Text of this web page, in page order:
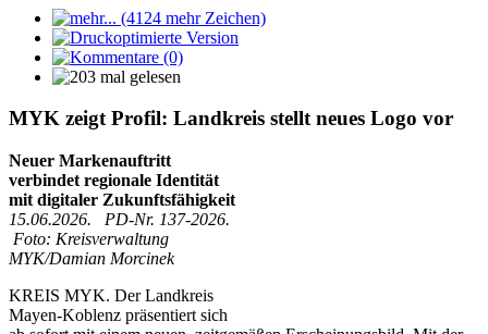
MYK zeigt Profil: Landkreis stellt neues Logo vor
Neuer Markenauftritt
verbindet regionale Identität
mit digitaler Zukunftsfähigkeit
15.06.2026. PD-Nr. 137-2026.
Foto: Kreisverwaltung
MYK/Damian Morcinek
KREIS MYK. Der Landkreis
Mayen-Koblenz präsentiert sich